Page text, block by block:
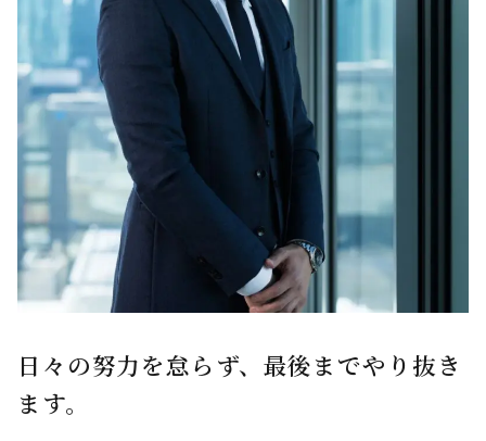
日々の努力を怠らず、最後までやり抜き
ます。